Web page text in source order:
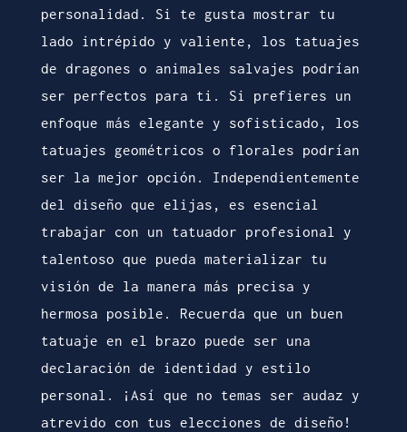
personalidad. Si te gusta mostrar tu
lado intrépido y valiente, los tatuajes
de dragones o animales salvajes podrían
ser perfectos para ti. Si prefieres un
enfoque más elegante y sofisticado, los
tatuajes geométricos o florales podrían
ser la mejor opción. Independientemente
del diseño que elijas, es esencial
trabajar con un tatuador profesional y
talentoso que pueda materializar tu
visión de la manera más precisa y
hermosa posible. Recuerda que un buen
tatuaje en el brazo puede ser una
declaración de identidad y estilo
personal. ¡Así que no temas ser audaz y
atrevido con tus elecciones de diseño!